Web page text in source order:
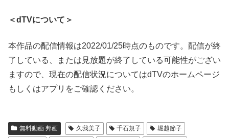
＜dTVについて＞
本作品の配信情報は2022/01/25時点のものです。配信が終
了している、または見放題が終了している可能性がござい
ますので、現在の配信状況についてはdTVのホームページ
もしくはアプリをご確認ください。
無料動画 邦画 久我美子 千石規子
堀越節子